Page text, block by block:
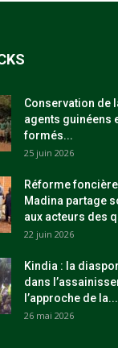
Conservation de
agents guinéens
formés...
25 juin 2026
Réforme
Madina partage
aux acteurs des
22 juin 2026
Kindia : la
dans
l’approche de la...
26 mai 2026